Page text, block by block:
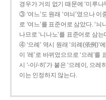
경우가 거의 없기 때문에 ‘미루나
③ ‘여느’도 원래 ‘여늬’였으나 이
로 ‘여느’를 표준어로 삼았다. ‘늬
나므로 ‘니나노’를 표준어로 삼는
④ ‘으례’ 역시 원래 ‘의례(依例)’
이 ‘레’로 바뀌었으므로 ‘으레’를
시 ‘-이/-히’가 붙은 ‘으레이, 으
이는 인정하지 않는다.